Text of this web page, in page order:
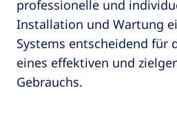
professionelle und
Installation und Wartung
Systems entscheidend für
eines effektiven und
Gebrauchs.